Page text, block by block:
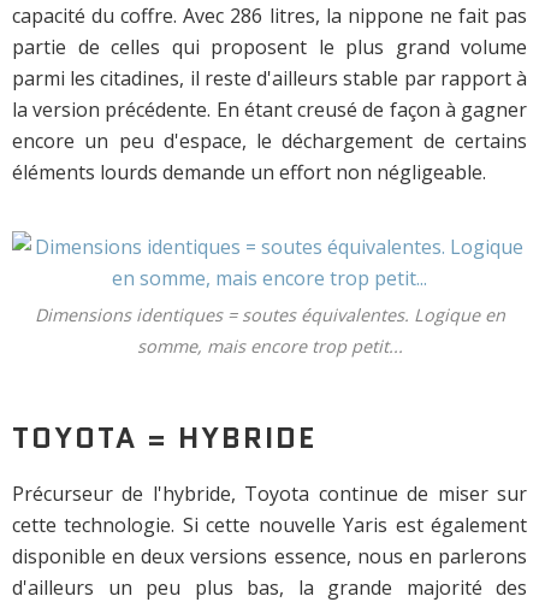
capacité du coffre. Avec 286 litres, la nippone ne fait pas
partie de celles qui proposent le plus grand volume
parmi les citadines, il reste d'ailleurs stable par rapport à
la version précédente. En étant creusé de façon à gagner
encore un peu d'espace, le déchargement de certains
éléments lourds demande un effort non négligeable.
Dimensions identiques = soutes équivalentes. Logique en
somme, mais encore trop petit...
TOYOTA = HYBRIDE
Précurseur de l'hybride, Toyota continue de miser sur
cette technologie. Si cette nouvelle Yaris est également
disponible en deux versions essence, nous en parlerons
d'ailleurs un peu plus bas, la grande majorité des